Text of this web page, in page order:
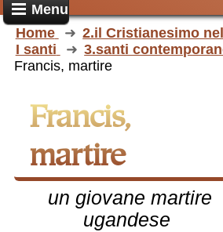
Menu
Home
2.il Cristianesimo
I santi
3.santi
Francis, martire
Francis,
martire
un giovane martire
ugandese